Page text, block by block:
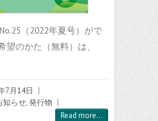
（2022年夏号）がで
望のかた（無料）は、
7月14日
|
知らせ,発行物 |
Read more...